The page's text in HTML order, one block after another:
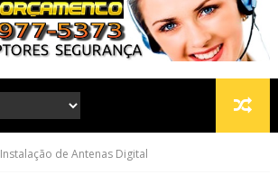
Instalação de Antenas Digital